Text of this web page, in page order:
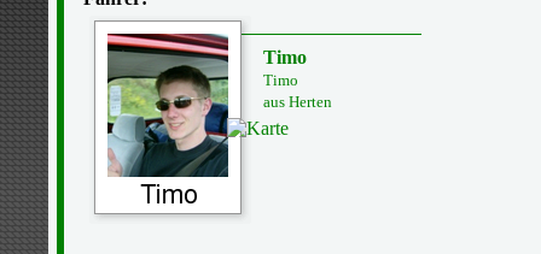
Timo
Timo
aus Herten